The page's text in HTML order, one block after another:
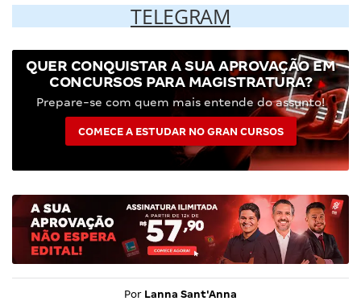
TELEGRAM
QUER CONQUISTAR A SUA APROVAÇÃO EM
CONCURSOS PARA MAGISTRATURA?
Prepare-se com quem mais entende do assunto!
COMECE A ESTUDAR NO GRAN CURSOS
Por Lanna Sant'Anna